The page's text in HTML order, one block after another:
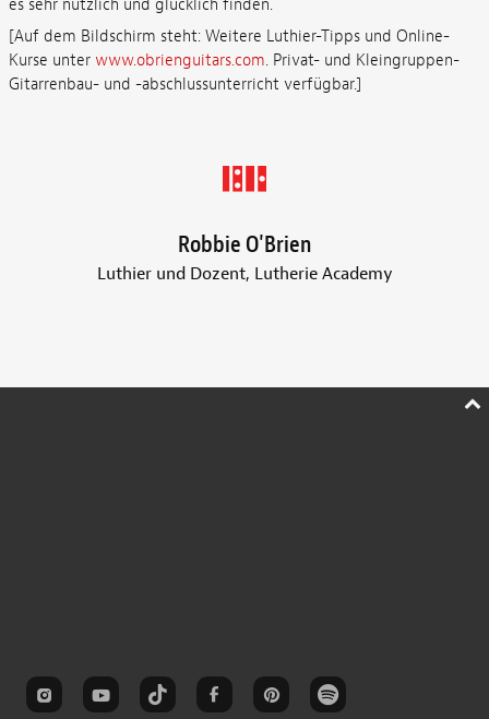
es sehr nützlich und glücklich finden.
[Auf dem Bildschirm steht: Weitere Luthier-Tipps und Online-
Kurse unter www.obrienguitars.com. Privat- und Kleingruppen-
Gitarrenbau- und -abschlussunterricht verfügbar.]
Robbie O'Brien
Luthier und Dozent, Lutherie Academy